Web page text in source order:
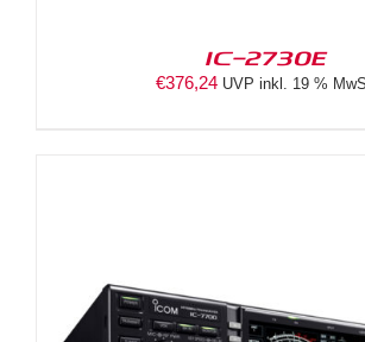
IC-2730E
€376,24 UVP inkl. 19 %